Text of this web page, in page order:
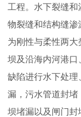
工程。水下裂缝
物裂缝和结构缝
为刚性与柔性两
坝及沿海内河港
缺陷进行水下处
漏，污水管道封
坝堵漏以及闸门